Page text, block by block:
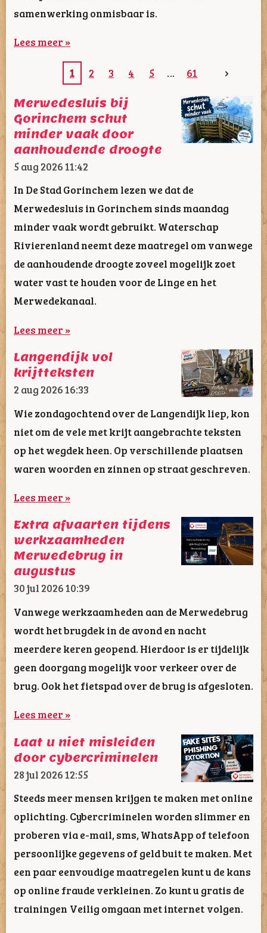
samenwerking onmisbaar is.
Lees meer »
1 2 3 4 5 61
Merwedesluis bij
Gorinchem schut
minder vaak door
aanhoudende droogte
5 aug 202611:42
In De Stad Gorinchem lezen we dat de
Merwedesluis in Gorinchem sinds maandag
minder vaak wordt gebruikt. Waterschap
Rivierenland neemt deze maatregel om vanwege
de aanhoudende droogte zoveel mogelijk zoet
water vast te houden voor de Linge en het
Merwedekanaal.
Lees meer »
Langendijk vol
krijtteksten
2 aug 202616:33
Wie zondagochtend over de Langendijk liep, kon
niet om de vele met krijt aangebrachte teksten
op het wegdek heen. Op verschillende plaatsen
waren woorden en zinnen op straat geschreven.
Lees meer »
Extra afvaarten tijdens
werkzaamheden
Merwedebrug in
augustus
30 jul 202610:39
Vanwege werkzaamheden aan de Merwedebrug
wordt het brugdek in de avond en nacht
meerdere keren geopend. Hierdoor is er tijdelijk
geen doorgang mogelijk voor verkeer over de
brug. Ook het fietspad over de brug is afgesloten.
Lees meer »
Laat u niet misleiden
door cybercriminelen
28 jul 202612:55
Steeds meer mensen krijgen te maken met online
oplichting. Cybercriminelen worden slimmer en
proberen via e-mail, sms, WhatsApp of telefoon
persoonlijke gegevens of geld buit te maken. Met
een paar eenvoudige maatregelen kunt u de kans
op online fraude verkleinen. Zo kunt u gratis de
trainingen Veilig omgaan met internet volgen.